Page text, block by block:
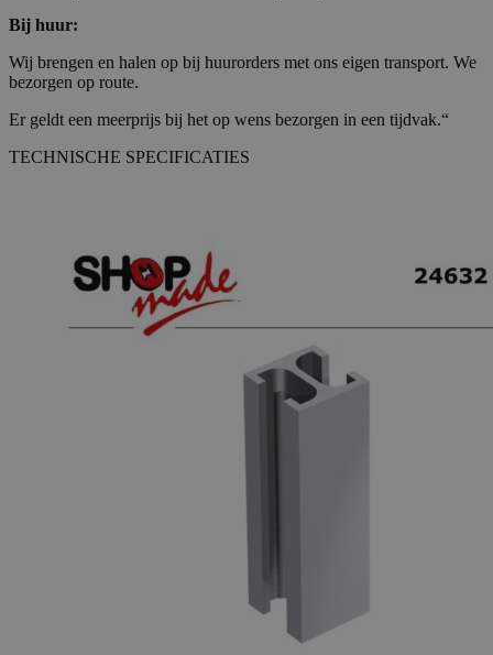
Bij huur:
Wij brengen en halen op bij huurorders met ons eigen transport. We
bezorgen op route.
Er geldt een meerprijs bij het op wens bezorgen in een tijdvak.“
TECHNISCHE SPECIFICATIES